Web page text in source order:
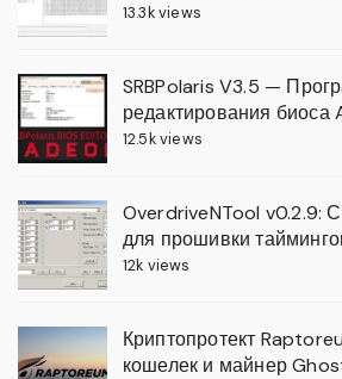
13.3k views
SRBPolaris V3.5 —
редактирования биоса
12.5k views
OverdriveNTool v0.2.9:
для прошивки
12k views
Криптопротект
кошелек и майнер